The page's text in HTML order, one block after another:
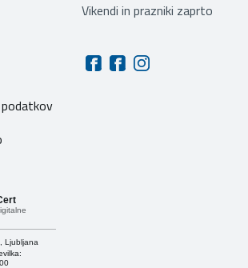
Vikendi in prazniki zaprto
Ljubljana